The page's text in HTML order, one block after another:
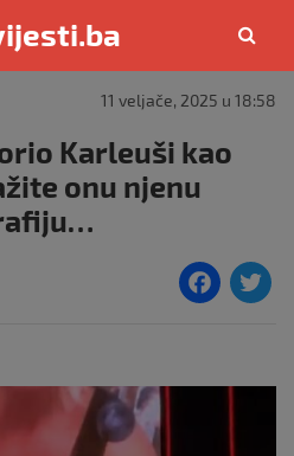
11 veljače, 2025 u 18:58
Karleuši kao
onu njenu
F
e